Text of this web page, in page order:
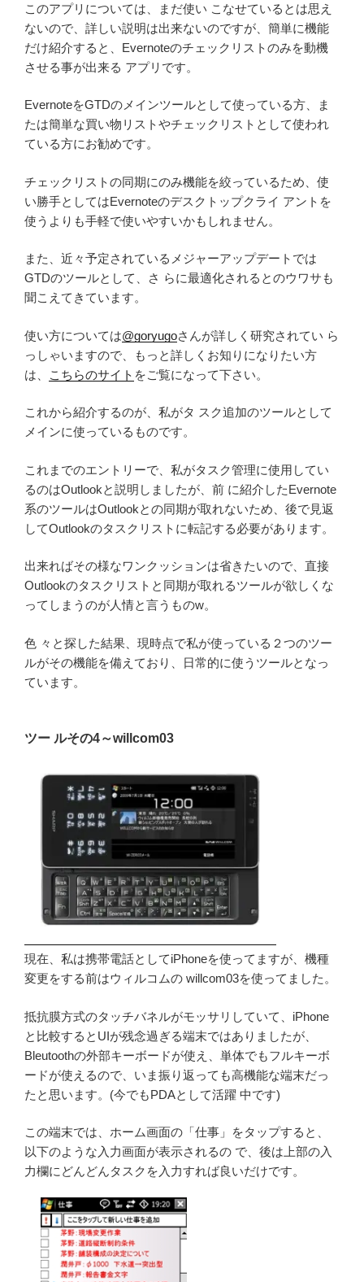
このアプリについては、まだ使い こなせているとは思え
ないので、詳しい説明は出来ないのですが、簡単に機能
だけ紹介すると、Evernoteのチェックリストのみを動機
させる事が出来る アプリです。
EvernoteをGTDのメインツールとして使っている方、ま
たは簡単な買い物リストやチェックリストとして使われ
ている方にお勧めです。
チェックリストの同期にのみ機能を絞っているため、使
い勝手としてはEvernoteのデスクトップクライ アントを
使うよりも手軽で使いやすいかもしれません。
また、近々予定されているメジャーアップデートでは
GTDのツールとして、さ らに最適化されるとのウワサも
聞こえてきています。
使い方については@goryugoさんが詳しく研究されてい ら
っしゃいますので、もっと詳しくお知りになりたい方
は、
こちらのサイト をご覧になって下さい。
これから紹介するのが、私がタ スク追加のツールとして
メインに使っているものです。
これまでのエントリーで、私がタスク管理に使用してい
るのはOutlookと説明しましたが、前 に紹介したEvernote
系のツールはOutlookとの同期が取れないため、後で見返
してOutlookのタスクリストに転記する必要があります。
出来ればその様なワンクッションは省きたいので、直接
Outlookのタスクリストと同期が取れるツールが欲しくな
ってしまうのが人情と言うものw。
色 々と探した結果、現時点で私が使っている２つのツー
ルがその機能を備えており、日常的に使うツールとなっ
ています。
ツー ルその4～willcom03
現在、私は携帯電話としてiPhoneを使ってますが、機種
変更をする前はウィルコムの willcom03を使ってました。
抵抗膜方式のタッチバネルがモッサリしていて、iPhone
と比較するとUIが残念過ぎる端末ではありましたが、
Bleutoothの外部キーボードが使え、単体でもフルキーボ
ードが使えるので、いま振り返っても高機能な端末だっ
たと思います。(今でもPDAとして活躍 中です)
この端末では、ホーム画面の「仕事」をタップすると、
以下のような入力画面が表示されるの で、後は上部の入
力欄にどんどんタスクを入力すれば良いだけです。